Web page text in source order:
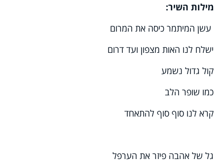
מילות השיר:
עשן המיתמר כיסה את המרום
ישלח לנו האות מצפון ועד דרום
קול גדול נשמע
כמו שופר הלב
קרא לנו סוף סוף להתאחד
גל של אהבה פיזר את הערפל